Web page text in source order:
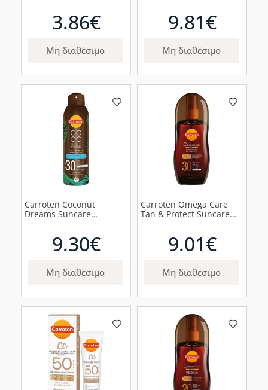
3.86€
Μη διαθέσιμο
Σώματος SPF50+, 200ml
9.81€
Μη διαθέσιμο
Carroten Coconut
Dreams Suncare
9.30€
Μη διαθέσιμο
Carroten Omega Care
Tan & Protect Suncare
9.01€
Μη διαθέσιμο